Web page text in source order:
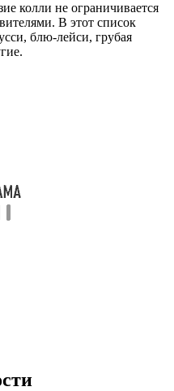
колли не ограничивается
В этот список
блю-лейси, грубая